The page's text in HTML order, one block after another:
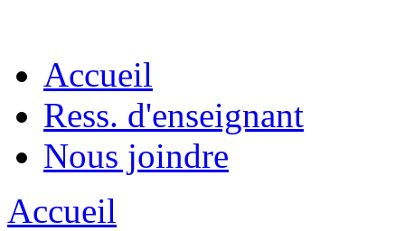
Accueil
Ress. d'enseignant
Nous joindre
Accueil